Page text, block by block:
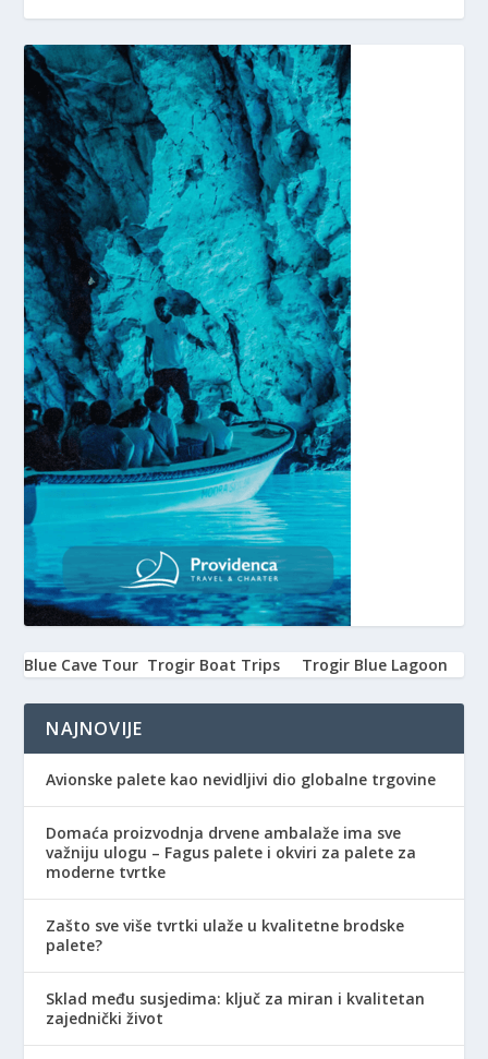
Blue Cave Tour Trogir Boat Trips Trogir Blue Lagoon
NAJNOVIJE
Avionske palete kao nevidljivi dio globalne trgovine
Domaća proizvodnja drvene ambalaže ima sve
važniju ulogu – Fagus palete i okviri za palete za
moderne tvrtke
Zašto sve više tvrtki ulaže u kvalitetne brodske
palete?
Sklad među susjedima: ključ za miran i kvalitetan
zajednički život